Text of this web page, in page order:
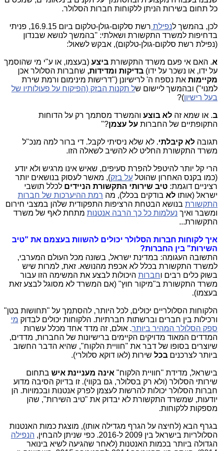
כל תחום בשירות הניתן ללקוחות חברות הסלולר.
לכן, בהמשך לנפילת
רשת סלקום-גולן-טלקום ביום 16.9.15, פניתי
בדחיפות למשרד התקשורת ושאלתי: "בהמשך לנושא שבנדון
(נפילת רשת סלקום-גולן-טלקום), אבקש לשאול:
א. האם אי פעם משרד התקשורת ביצע (בעצמו, או ע"י מי שהוסמך
על ידו, או נשכר על ידו) בדיקות ומדידות, שחברות הסלולר אכן
מקיימות את נספח ה' לרישיונן ("דרישות מינימום ורמת שירת
למנוי") ובהמשך ליישום של תקנות הבזק (הפיקוח על פעולותיו של
בעל רישיון)?
ב. או שמא זה לא בוצע והמשרד מסתמך רק על הדוחות
התקופתיים של החברות על עצמן?"
תגובה לא קיבלתי. לא שלא ניסיתי לקבל. די ברור למה מנכ"ל
משרד התקשורת החליט לא להשיב לשאלה הזו.
הרי קל יותר להיטפל להפרת סעיפים, שאיש אינו מרגיש ולא יודע
(כמו בקנס האחרון שהוטל על בזק), מאשר לעסוק בנושאים יותר
רציניים דוגמת: טיב שירותי התקשורת הניידים לכלל תושבי
ישראל (אותו לא בודקים בכלל), מה רמת ההיערכות של חברות
התקשורת בנושא הבטחת הרציפות התפקודית שלהן במצבי חירום
ומשבר ואיך נעלמות כל כך הרבה אנטנות מתחת לאף של משרד
התקשורת...
איך לקוחות חברות הסלולר יכולים להשוות בעצמם את "טיב
השירות" בין החברות?
התשובה העגומה: במדינת ישראל, בשונה מכל העולם המערבי,
למשרד התקשורת בכלל לא אכפת מהנושא. זאת, למרות שיש
בשוק כלים רבים וחברות היכולות לבצע את המשימה הזו עבור
משרד התקשורת ב"מיקור חוץ" (אם המשרד לא מסוגל לבצע זאת
בעצמו).
הלקוחות הסלולריים יכולים, לכל היותר, להסתמך על "תחושות בטן"
ורכילות בין חברים וברשתות חברתיות. הלקוחות יכולים לבדוק מי
ספק הסלולר המהיר ביותר. אולם, זה מדד אחד מכלל עשרות
המדדים המאוד מדויקים הקיימים ברישיונות של החברות, מדדים,
שיוצרים בסופו של דבר את "חוויית הלקוח", שהיא הדבר החשוב
ביותר לצרכנים בכל שירות (לאו דוקא סלולרי).
בישראל, מדידת "חוויית הלקוח" אינה מעניינת איש בתחום
שירותי הסלולר (ולא רק בסלולר, גם בקווי). זו בדיוק הסיבה מדוע
חברות הסלולר יכולות להרשות לעצמן לפרק אנטנות ובכמויות. הן
יודעות, שמשרד התקשורת לא יבדוק את "טיב השירות", שהן
מספקות ללקוחות.
בגרף הבא (לחיצה על הגרף מגדילה אותו), מוצגת כמות האנטנות
הסלולריות בישראל בין 2009 ל-2016. כפי שניתן להבחין,
הנפילה
הגדולה ביותר בכמות האנטנות (לאחר שהגיעה לשיא בינואר